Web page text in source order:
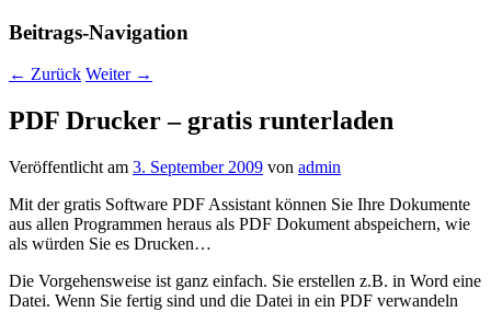
Beitrags-Navigation
← Zurück Weiter →
PDF Drucker – gratis runterladen
Veröffentlicht am 3. September 2009 von admin
Mit der gratis Software PDF Assistant können Sie Ihre Dokumente
aus allen Programmen heraus als PDF Dokument abspeichern, wie
als würden Sie es Drucken…
Die Vorgehensweise ist ganz einfach. Sie erstellen z.B. in Word eine
Datei. Wenn Sie fertig sind und die Datei in ein PDF verwandeln